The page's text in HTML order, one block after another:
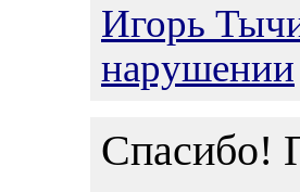
Игорь
нарушении
Спасибо!